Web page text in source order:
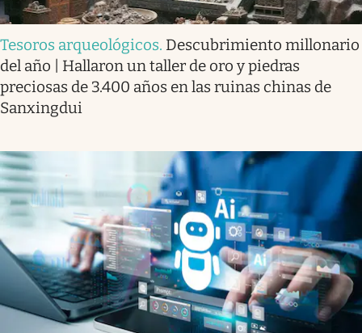
Tesoros arqueológicos. Descubrimiento millonario
del año | Hallaron un taller de oro y piedras
preciosas de 3.400 años en las ruinas chinas de
Sanxingdui